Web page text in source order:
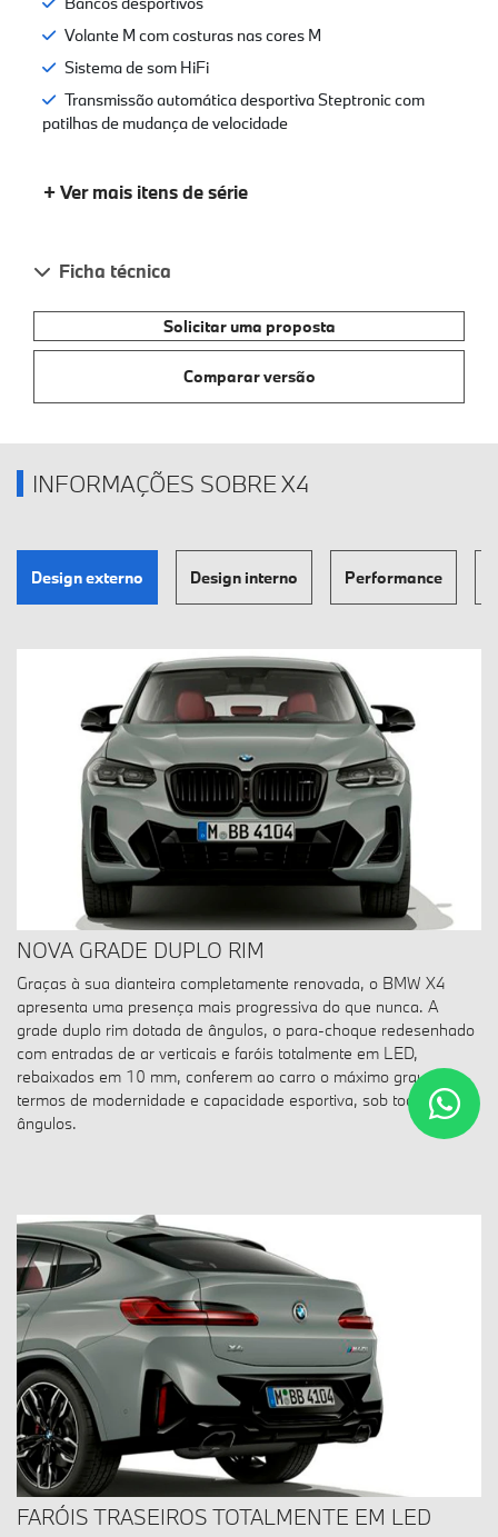
Volante M com costuras nas cores M
Sistema de som HiFi
Transmissão automática desportiva Steptronic com
patilhas de mudança de velocidade
+ Ver mais itens de série
Ficha técnica
Solicitar uma proposta
Comparar versão
INFORMAÇÕES SOBRE X4
Design externo Design interno Performance
NOVA GRADE DUPLO RIM
Graças à sua dianteira completamente renovada, o BMW X4
apresenta uma presença mais progressiva do que nunca. A
grade duplo rim dotada de ângulos, o para-choque redesenhado
com entradas de ar verticais e faróis totalmente em LED,
rebaixados em 10 mm, conferem ao carro o máximo grau em
termos de modernidade e capacidade esportiva, sob todos os
ângulos.
FARÓIS TRASEIROS TOTALMENTE EM LED